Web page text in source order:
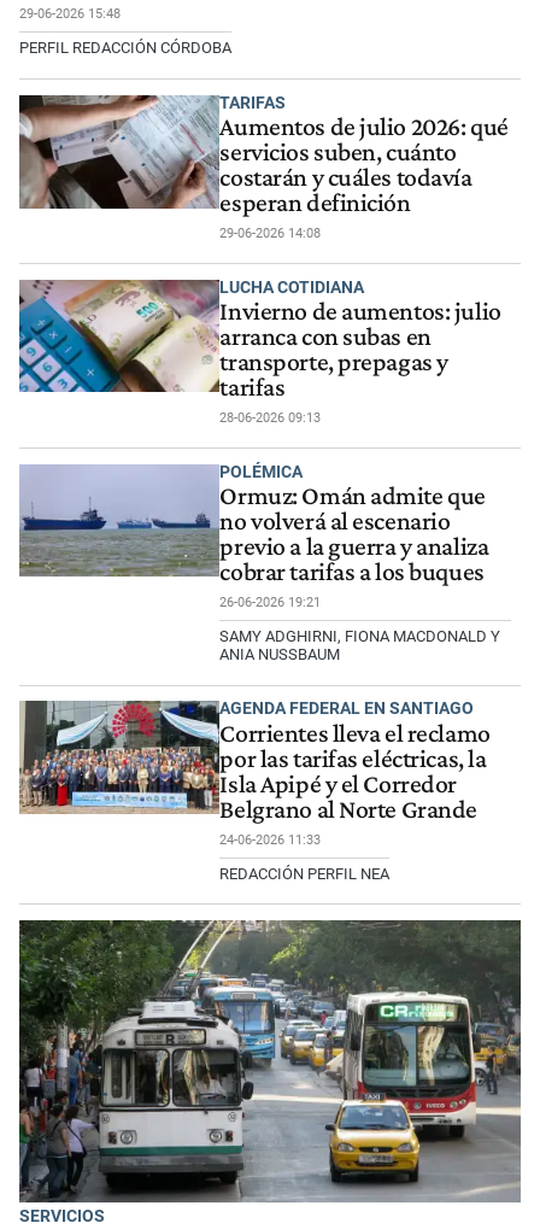
29-06-2026 15:48
PERFIL REDACCIÓN CÓRDOBA
TARIFAS
Aumentos de julio 2026: qué
servicios suben, cuánto
costarán y cuáles todavía
esperan definición
29-06-2026 14:08
LUCHA COTIDIANA
Invierno de aumentos: julio
arranca con subas en
transporte, prepagas y
tarifas
28-06-2026 09:13
POLÉMICA
Ormuz: Omán admite que
no volverá al escenario
previo a la guerra y analiza
cobrar tarifas a los buques
26-06-2026 19:21
SAMY ADGHIRNI, FIONA MACDONALD Y
ANIA NUSSBAUM
AGENDA FEDERAL EN SANTIAGO
Corrientes lleva el reclamo
por las tarifas eléctricas, la
Isla Apipé y el Corredor
Belgrano al Norte Grande
24-06-2026 11:33
REDACCIÓN PERFIL NEA
SERVICIOS